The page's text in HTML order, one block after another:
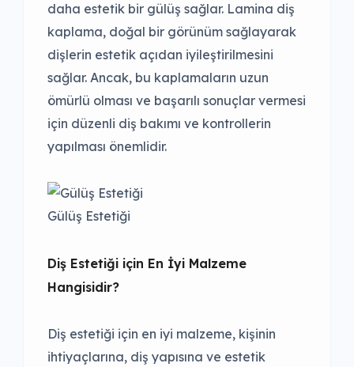
daha estetik bir gülüş sağlar. Lamina diş
kaplama, doğal bir görünüm sağlayarak
dişlerin estetik açıdan iyileştirilmesini
sağlar. Ancak, bu kaplamaların uzun
ömürlü olması ve başarılı sonuçlar vermesi
için düzenli diş bakımı ve kontrollerin
yapılması önemlidir.
Gülüş Estetiği
Diş Estetiği için En İyi Malzeme
Hangisidir?
Diş estetiği için en iyi malzeme, kişinin
ihtiyaçlarına, diş yapısına ve estetik